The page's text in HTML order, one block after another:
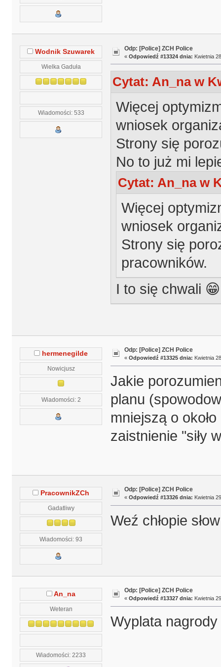
Wodnik Szuwarek
Wielka Gaduła
Wiadomości: 533
Odp: [Police] ZCH Police
« Odpowiedź #13324 dnia: Kwietnia
Cytat: An_na w
Więcej
wniosek
Strony się
No to już mi
Cytat: An_na w
Więcej
wniosek
Strony się
pracowników.
I to się chwali
hermenegilde
Nowicjusz
Wiadomości: 2
Odp: [Police] ZCH Police
« Odpowiedź #13325 dnia: Kwietnia
Jakie
planu
mniejszą o
zaistnienie "siły
PracownikZCh
Gadatliwy
Wiadomości: 93
Odp: [Police] ZCH Police
« Odpowiedź #13326 dnia: Kwietnia
Weź chłopie
An_na
Weteran
Wiadomości: 2233
Odp: [Police] ZCH Police
« Odpowiedź #13327 dnia: Kwietnia
Wyplata